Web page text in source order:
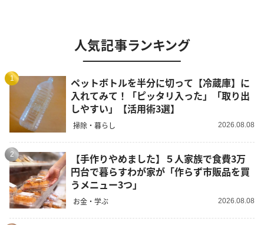
人気記事ランキング
1
ペットボトルを半分に切って【冷蔵庫】に
入れてみて！「ピッタリ入った」「取り出
しやすい」【活用術3選】
掃除・暮らし 2026.08.08
2
【手作りやめました】５人家族で食費3万
円台で暮らすわが家が「作らず市販品を買
うメニュー3つ」
お金・学ぶ 2026.08.08